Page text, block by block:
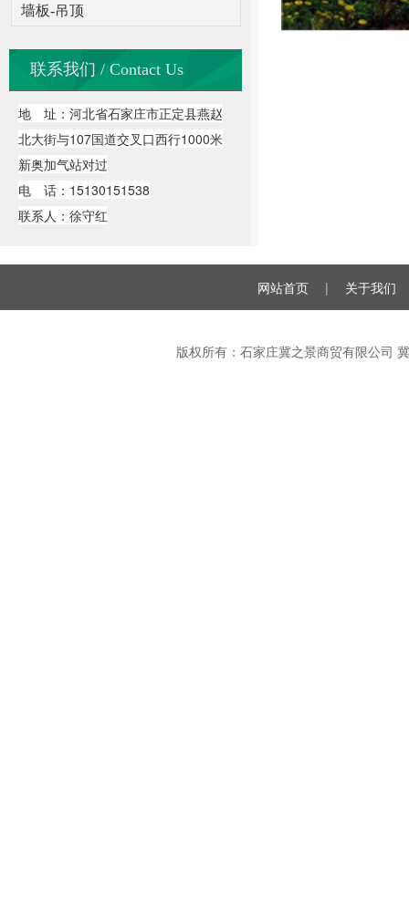
墙板-吊顶
联系我们 / Contact Us
地 址：河北省石家庄市正定县燕赵
北大街与107国道交叉口西行1000米
新奥加气站对过
电 话：15130151538
联系人：徐守红
网站首页 | 关于我们
版权所有：石家庄冀之景商贸有限公司